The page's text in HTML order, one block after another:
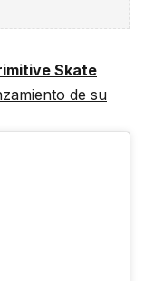
Skate
de su